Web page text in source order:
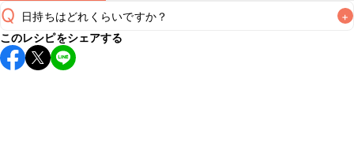
Q 日持ちはどれくらいですか？ +
保存期間は冷蔵で翌日中が目安です。なるべくお早めにお召
し上がりください。
このレシピをシェアする